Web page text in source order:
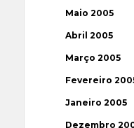
Maio 2005
Abril 2005
Março 2005
Fevereiro
Janeiro 2005
Dezembro